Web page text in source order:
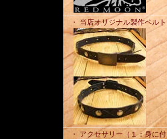
・ 当店オリジナル製作ベルト
・ アクセサリー（１：身に付